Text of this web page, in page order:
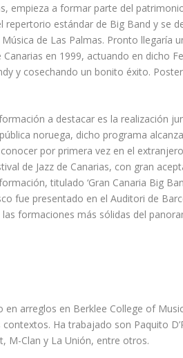
empieza a formar parte del
repertorio estándar de Big Band y se
de Las Palmas. Pronto llegaría
Canarias en 1999, actuando en dicho
y cosechando un bonito éxito.
a destacar es la realización
noruega, dicho programa
por primera vez en el
de Jazz de Canarias, con gran
titulado ‘Gran Canaria Big
fue presentado en el Auditori de
formaciones más sólidas del
en arreglos en Berklee College of
Ha trabajado son Paquito
M-Clan y La Unión, entre otros.